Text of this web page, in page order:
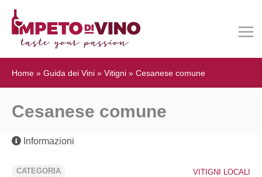
Home » Guida dei Vini » Vitigni » Cesanese comune
Cesanese comune
Informazioni
CATEGORIA VITIGNI LOCALI